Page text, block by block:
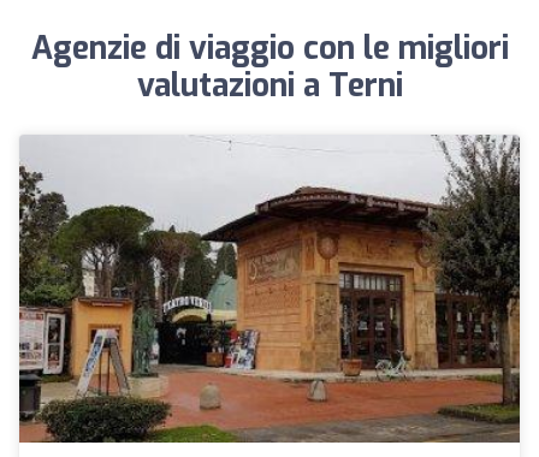
Agenzie di viaggio con le migliori
valutazioni a Terni